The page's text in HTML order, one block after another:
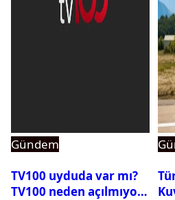
Gündem
TV100 uyduda var mı?
TV100 neden açılmıyor?